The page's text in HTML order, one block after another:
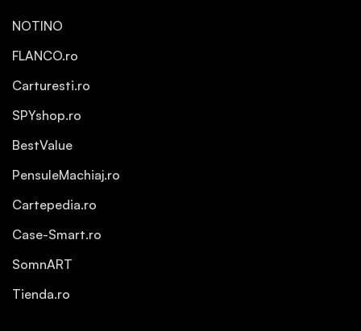
NOTINO
FLANCO.ro
Carturesti.ro
SPYshop.ro
BestValue
PensuleMachiaj.ro
Cartepedia.ro
Case-Smart.ro
SomnART
Tienda.ro